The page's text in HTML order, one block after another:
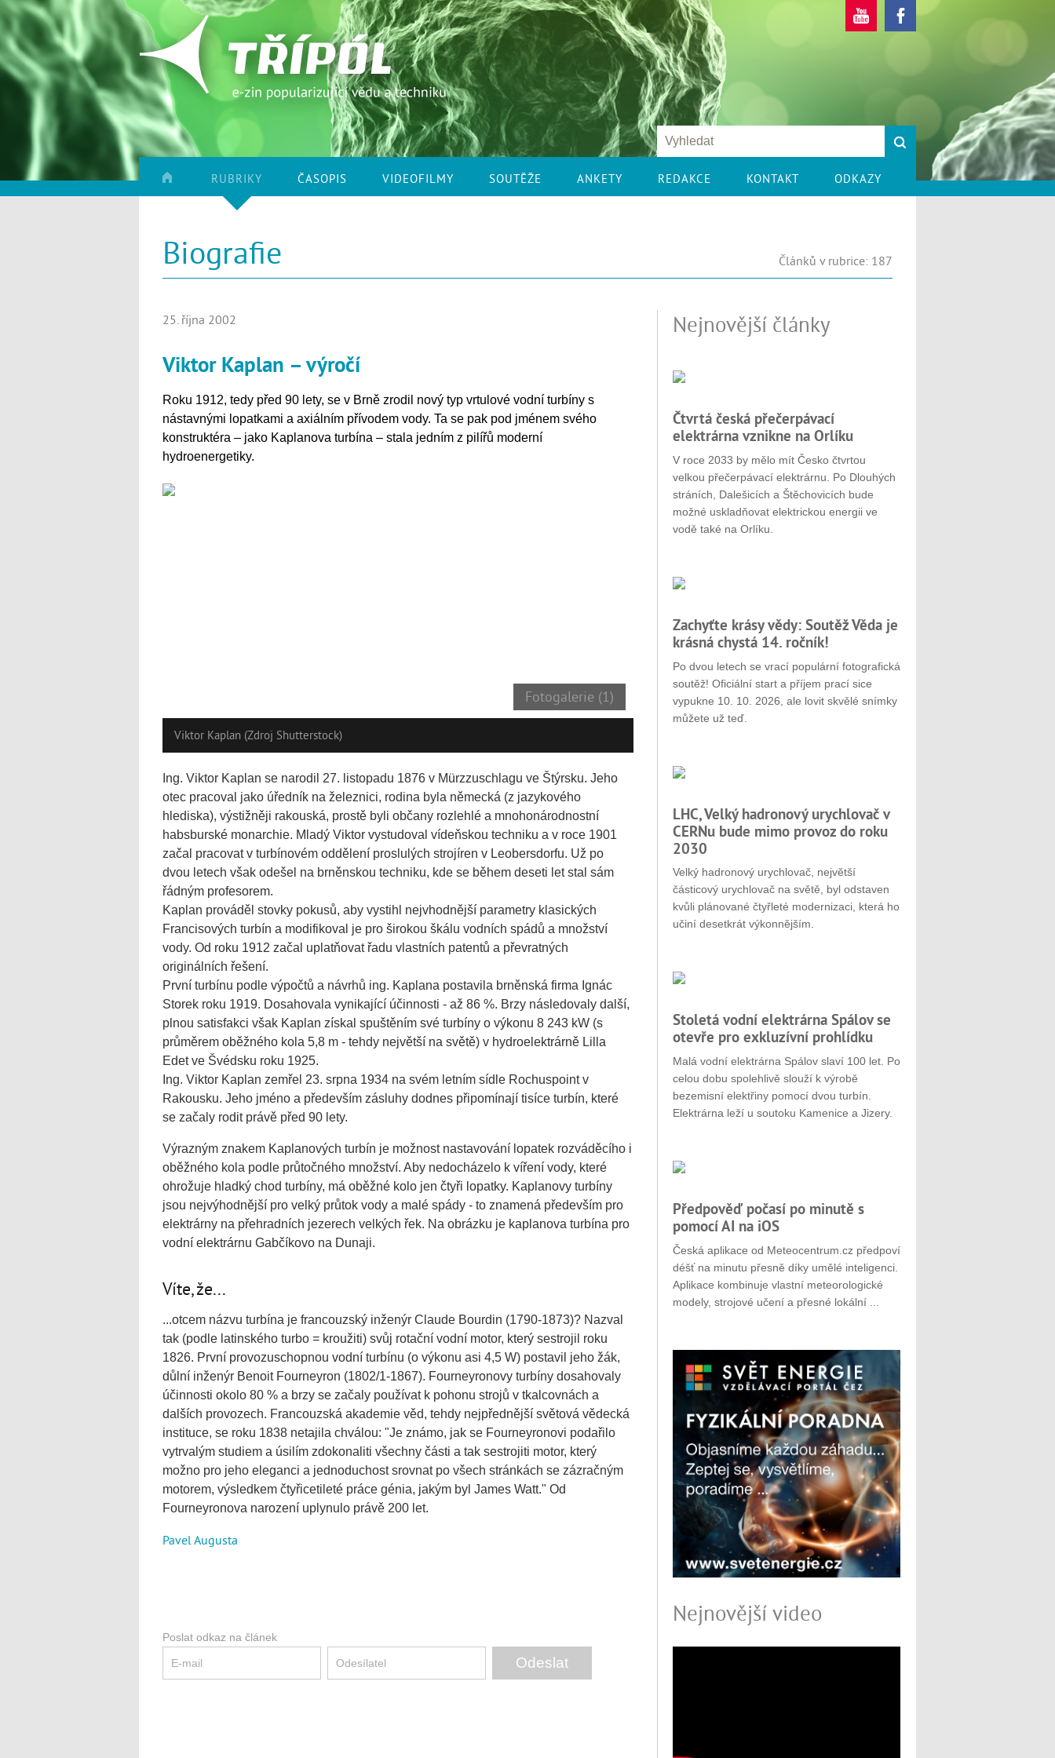
RUBRIKY ČASOPIS VIDEOFILMY SOUTĚŽE ANKETY REDAKCE KONTAKT ODKAZY
Biografie Článků v rubrice: 187
25. října 2002
Viktor Kaplan – výročí
Roku 1912, tedy před 90 lety, se v Brně zrodil nový typ vrtulové vodní turbíny s
nástavnými lopatkami a axiálním přívodem vody. Ta se pak pod jménem svého
konstruktéra – jako Kaplanova turbína – stala jedním z pilířů moderní
hydroenergetiky.
Fotogalerie (1)
Viktor Kaplan (Zdroj Shutterstock)
Ing. Viktor Kaplan se narodil 27. listopadu 1876 v Mürzzuschlagu ve Štýrsku. Jeho
otec pracoval jako úředník na železnici, rodina byla německá (z jazykového
hlediska), výstižněji rakouská, prostě byli občany rozlehlé a mnohonárodnostní
habsburské monarchie. Mladý Viktor vystudoval vídeňskou techniku a v roce 1901
začal pracovat v turbínovém oddělení proslulých strojíren v Leobersdorfu. Už po
dvou letech však odešel na brněnskou techniku, kde se během deseti let stal sám
řádným profesorem.
Kaplan prováděl stovky pokusů, aby vystihl nejvhodnější parametry klasických
Francisových turbín a modifikoval je pro širokou škálu vodních spádů a množství
vody. Od roku 1912 začal uplatňovat řadu vlastních patentů a převratných
originálních řešení.
První turbínu podle výpočtů a návrhů ing. Kaplana postavila brněnská firma Ignác
Storek roku 1919. Dosahovala vynikající účinnosti - až 86 %. Brzy následovaly další,
plnou satisfakci však Kaplan získal spuštěním své turbíny o výkonu 8 243 kW (s
průměrem oběžného kola 5,8 m - tehdy největší na světě) v hydroelektrárně Lilla
Edet ve Švédsku roku 1925.
Ing. Viktor Kaplan zemřel 23. srpna 1934 na svém letním sídle Rochuspoint v
Rakousku. Jeho jméno a především zásluhy dodnes připomínají tisíce turbín, které
se začaly rodit právě před 90 lety.
Výrazným znakem Kaplanových turbín je možnost nastavování lopatek rozváděcího i
oběžného kola podle průtočného množství. Aby nedocházelo k víření vody, které
ohrožuje hladký chod turbíny, má oběžné kolo jen čtyři lopatky. Kaplanovy turbíny
jsou nejvýhodnější pro velký průtok vody a malé spády - to znamená především pro
elektrárny na přehradních jezerech velkých řek. Na obrázku je kaplanova turbína pro
vodní elektrárnu Gabčíkovo na Dunaji.
Víte, že...
...otcem názvu turbína je francouzský inženýr Claude Bourdin (1790-1873)? Nazval
tak (podle latinského turbo = kroužiti) svůj rotační vodní motor, který sestrojil roku
1826. První provozuschopnou vodní turbínu (o výkonu asi 4,5 W) postavil jeho žák,
důlní inženýr Benoit Fourneyron (1802/1-1867). Fourneyronovy turbíny dosahovaly
účinnosti okolo 80 % a brzy se začaly používat k pohonu strojů v tkalcovnách a
dalších provozech. Francouzská akademie věd, tehdy nejpřednější světová vědecká
instituce, se roku 1838 netajila chválou: "Je známo, jak se Fourneyronovi podařilo
vytrvalým studiem a úsilím zdokonaliti všechny části a tak sestrojiti motor, který
možno pro jeho eleganci a jednoduchost srovnat po všech stránkách se zázračným
motorem, výsledkem čtyřicetileté práce génia, jakým byl James Watt." Od
Fourneyronova narození uplynulo právě 200 let.
Pavel Augusta
Poslat odkaz na článek
Nejnovější články
Čtvrtá česká přečerpávací
elektrárna vznikne na Orlíku
V roce 2033 by mělo mít Česko čtvrtou
velkou přečerpávací elektrárnu. Po Dlouhých
stráních, Dalešicích a Štěchovicích bude
možné uskladňovat elektrickou energii ve
vodě také na Orlíku.
Zachyťte krásy vědy: Soutěž Věda je
krásná chystá 14. ročník!
Po dvou letech se vrací populární fotografická
soutěž! Oficiální start a příjem prací sice
vypukne 10. 10. 2026, ale lovit skvělé snímky
můžete už teď.
LHC, Velký hadronový urychlovač v
CERNu bude mimo provoz do roku
2030
Velký hadronový urychlovač, největší
částicový urychlovač na světě, byl odstaven
kvůli plánované čtyřleté modernizaci, která ho
učiní desetkrát výkonnějším.
Stoletá vodní elektrárna Spálov se
otevře pro exkluzívní prohlídku
Malá vodní elektrárna Spálov slaví 100 let. Po
celou dobu spolehlivě slouží k výrobě
bezemisní elektřiny pomocí dvou turbín.
Elektrárna leží u soutoku Kamenice a Jizery.
Předpověď počasí po minutě s
pomocí AI na iOS
Česká aplikace od Meteocentrum.cz předpoví
déšť na minutu přesně díky umělé inteligenci.
Aplikace kombinuje vlastní meteorologické
modely, strojové učení a přesné lokální ...
Nejnovější video